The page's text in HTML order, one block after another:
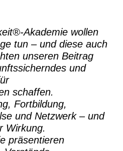
Akademiewollen
tun – und diese auch
unseren Beitrag
und
schaffen.
Fortbildung,
und Netzwerk – und
Wirkung.
präsentieren